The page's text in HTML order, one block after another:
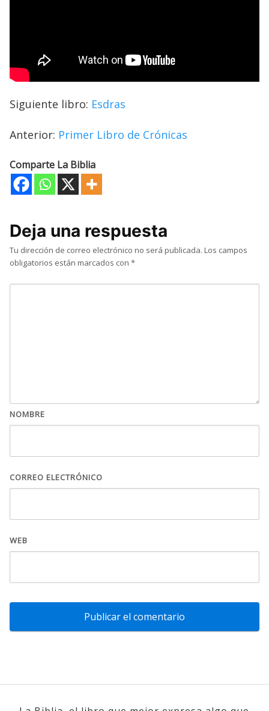
Siguiente libro: Esdras
Anterior: Primer Libro de Crónicas
Comparte La Biblia
Deja una respuesta
Tu dirección de correo electrónico no será publicada. Los campos
obligatorios están marcados con *
NOMBRE
CORREO ELECTRÓNICO
WEB